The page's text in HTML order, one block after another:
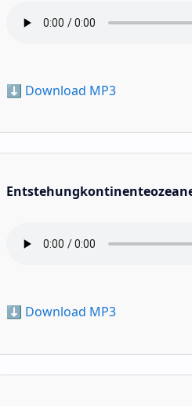
⬇️ Download MP3
⬇️ Download MP3